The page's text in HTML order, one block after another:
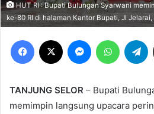
HUT RI : Bupati Bulungan Syarwani
ke-80 RI di halaman Kantor Bupati, Jl
Facebook MessengerWhatsApp
TANJUNG SELOR – Bupati
memimpin langsung upacara